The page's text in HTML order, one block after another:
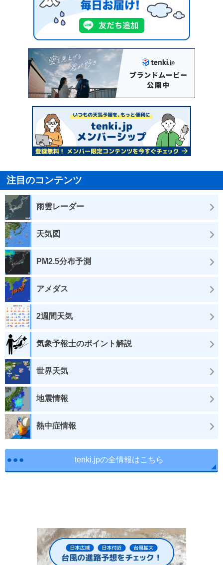
注目のコンテンツ
雨雲レーダー
天気図
PM2.5分布予測
アメダス
2週間天気
気象予報士のポイント解説
世界天気
地震情報
熱中症情報
tenki.jpの全情報はこちら